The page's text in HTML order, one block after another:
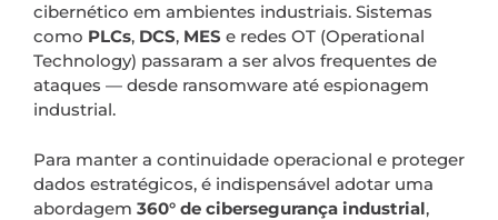
cibernético em ambientes industriais. Sistemas
como PLCs, DCS, MES e redes OT (Operational
Technology) passaram a ser alvos frequentes de
ataques — desde ransomware até espionagem
industrial.
Para manter a continuidade operacional e proteger
dados estratégicos, é indispensável adotar uma
abordagem 360° de cibersegurança industrial,